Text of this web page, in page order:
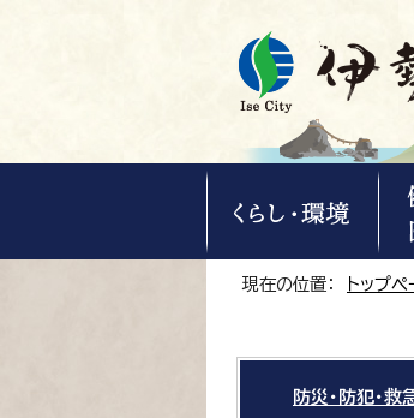
現在の位置： トップペ
防災・防犯・救